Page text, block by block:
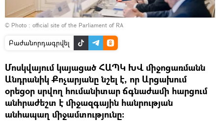
© Photo : official site of the Parliament of RA
Բաժանորդագրվել
Մոսկվայում կայացած ՀԱՊԿ ԽՎ միջոցառմանն
Անդրանիկ Քոչարյանը նշել է, որ Արցախում
օրեցօր սրվող հումանիտար ճգնաժամի հարցում
անհրաժեշտ է միջազգային հանրության
անհապաղ միջամտությունը։